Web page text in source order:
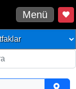
Menü